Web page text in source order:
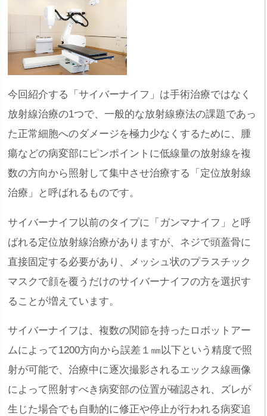
今回紹介する「サイバーナイフ」は手術治療ではなく
放射線治療の1つで、一般的な放射線療法の課題であっ
た正常細胞へのダメージを極力少なくするために、腫
瘍などの病変部にピンポイントに低線量の放射線を複
数の方向から照射して集中させ治療する「定位放射線
治療」と呼ばれるものです。
サイバーナイフ以前のタイプに「ガンマナイフ」と呼
ばれる定位放射線治療がありますが、ネジで頭蓋骨に
直接固定する必要があり、メッシュ状のプラスチック
マスクで顔を覆うだけのサイバーナイフの方を選択す
ることが増えています。
サイバーナイフは、複数の関節を持ったロボットアー
ムによって1200方向から誤差１㎜以下という精度で照
射が可能で、治療中に逐次撮影されるエックス線画像
によって照射すべき病変部の位置が確認され、ズレが
生じた場合でも自動的に修正や停止が行われる病変追